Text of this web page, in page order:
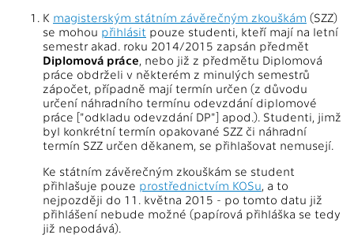
K magisterským státním závěrečným zkouškám (SZZ)
se mohou přihlásit pouze studenti, kteří mají na letní
semestr akad. roku 2014/2015 zapsán předmět
Diplomová práce, nebo již z předmětu Diplomová
práce obdrželi v některém z minulých semestrů
zápočet, případně mají termín určen (z důvodu
určení náhradního termínu odevzdání diplomové
práce ["odkladu odevzdání DP"] apod.). Studenti, jimž
byl konkrétní termín opakované SZZ či náhradní
termín SZZ určen děkanem, se přihlašovat nemusejí.
Ke státním závěrečným zkouškám se student
přihlašuje pouze prostřednictvím KOSu, a to
nejpozději do 11. května 2015 - po tomto datu již
přihlášení nebude možné (papírová přihláška se tedy
již nepodává).